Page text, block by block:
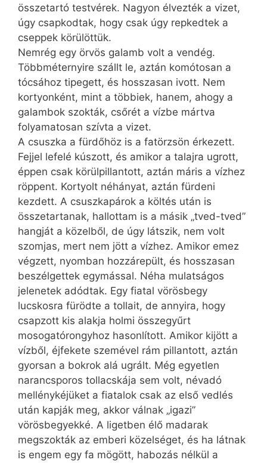
összetartó testvérek. Nagyon élvezték a vizet,
úgy csapkodtak, hogy csak úgy repkedtek a
cseppek körülöttük.
Nemrég egy örvös galamb volt a vendég.
Többméternyire szállt le, aztán komótosan a
tócsához tipegett, és hosszasan ivott. Nem
kortyonként, mint a többiek, hanem, ahogy a
galambok szokták, csőrét a vízbe mártva
folyamatosan szívta a vizet.
A csuszka a fürdőhöz is a fatörzsön érkezett.
Fejjel lefelé kúszott, és amikor a talajra ugrott,
éppen csak körülpillantott, aztán máris a vízhez
röppent. Kortyolt néhányat, aztán fürdeni
kezdett. A csuszkapárok a költés után is
összetartanak, hallottam is a másik „tved-tved”
hangját a közelből, de úgy látszik, nem volt
szomjas, mert nem jött a vízhez. Amikor emez
végzett, nyomban hozzárepült, és hosszasan
beszélgettek egymással. Néha mulatságos
jelenetek adódtak. Egy fiatal vörösbegy
lucskosra fürödte a tollait, de annyira, hogy
csapzott kis alakja holmi összegyűrt
mosogatórongyhoz hasonlított. Amikor kijött a
vízből, éjfekete szemével rám pillantott, aztán
gyorsan a bokrok alá ugrált. Még egyetlen
narancsporos tollacskája sem volt, névadó
mellénykéjüket a fiatalok csak az első vedlés
után kapják meg, akkor válnak „igazi”
vörösbegyekké. A ligetben élő madarak
megszokták az emberi közelséget, és ha látnak
is engem egy fa mögött, habozás nélkül a